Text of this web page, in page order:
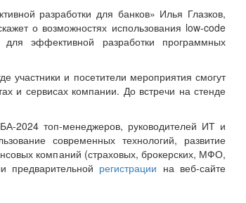
разработки для банков» Илья Глазков,
о возможностях использования low-code
эффективной разработки программных
участники и посетители мероприятия смогут
и сервисах компании. До встречи на стенде
2024 топ-менеджеров, руководителей ИТ и
современных технологий, развитие
компаний (страховых, брокерских, МФО,
регистрации на веб-сайте